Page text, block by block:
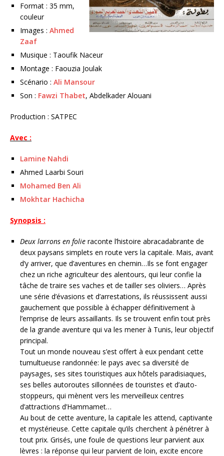
Format : 35 mm,
couleur
Images : Ahmed
Zaaf
Musique : Taoufik Naceur
Montage : Faouzia Joulak
Scénario : Ali Mansour
Son : Fawzi Thabet, Abdelkader Alouani
Production : SATPEC
Avec :
Lamine Nahdi
Ahmed Laarbi Souri
Mohamed Ben Ali
Mokhtar Hachicha
Synopsis :
Deux larrons en folie raconte l’histoire abracadabrante de
deux paysans simplets en route vers la capitale. Mais, avant
d’y arriver, que d’aventures en chemin…Ils se font engager
chez un riche agriculteur des alentours, qui leur confie la
tâche de traire ses vaches et de tailler ses oliviers… Après
une série d’évasions et d’arrestations, ils réussissent aussi
gauchement que possible à échapper définitivement à
l’emprise de leurs assaillants. Ils se trouvent enfin tout près
de la grande aventure qui va les mener à Tunis, leur objectif
principal.
Tout un monde nouveau s’est offert à eux pendant cette
tumultueuse randonnée: le pays avec sa diversité de
paysages, ses sites touristiques aux hôtels paradisiaques,
ses belles autoroutes sillonnées de touristes et d’auto-
stoppeurs, qui mènent vers les merveilleux centres
d’attractions d’Hammamet…
Au bout de cette aventure, la capitale les attend, captivante
et mystérieuse. Cette capitale qu’ils cherchent à pénétrer à
tout prix. Grisés, une foule de questions leur parvient aux
lèvres : la réponse qui leur parvient de loin, excite encore